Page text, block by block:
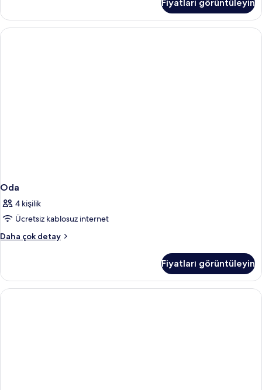
fazla
detay
Fiyatları görüntüleyin
Oda
4 kişilik
Ücretsiz kablosuz internet
Daha çok detay
Oda
detay
Fiyatları görüntüleyin